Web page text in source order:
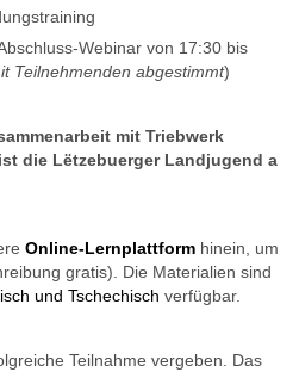
Webinar von 17:30 bis
Teilnehmenden abgestimmt)
mit Triebwerk
die Lëtzebuerger Landjugend a
Online-Lernplattform hinein, um
gratis). Die Materialien sind
und Tschechisch verfügbar.
Teilnahme vergeben. Das